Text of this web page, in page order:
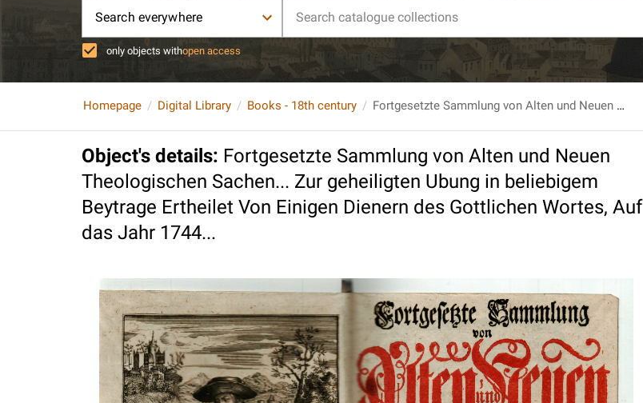
Search everywhere
only objects withopen access
Homepage Digital Library Books - 18th century Fortgesetzte Sammlung von Alten und Neuen Theologischen Sachen... Zur geheiligten Ubung in beliebigem Beytrage Ertheilet Von Einigen Dienern des Gottlichen Wortes, Auf das Jahr 1744...
Object's details: Fortgesetzte Sammlung von Alten und Neuen
Theologischen Sachen... Zur geheiligten Ubung in beliebigem
Beytrage Ertheilet Von Einigen Dienern des Gottlichen Wortes, Auf
das Jahr 1744...